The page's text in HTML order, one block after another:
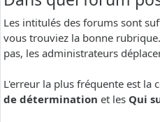
Les intitulés des forums sont
vous trouviez la bonne
pas, les administrateurs
L'erreur la plus fréquente est la
de détermination et les Qui